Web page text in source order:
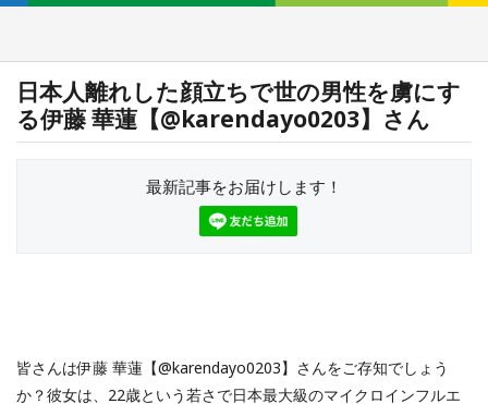
日本人離れした顔立ちで世の男性を虜にす
る伊藤 華蓮【@karendayo0203】さん
最新記事をお届けします！
皆さんは伊藤 華蓮【@karendayo0203】さんをご存知でしょう
か？彼女は、22歳という若さで日本最大級のマイクロインフルエ